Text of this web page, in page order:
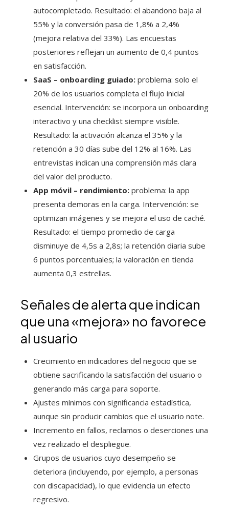
autocompletado. Resultado: el abandono baja al
55% y la conversión pasa de 1,8% a 2,4%
(mejora relativa del 33%). Las encuestas
posteriores reflejan un aumento de 0,4 puntos
en satisfacción.
SaaS – onboarding guiado: problema: solo el
20% de los usuarios completa el flujo inicial
esencial. Intervención: se incorpora un onboarding
interactivo y una checklist siempre visible.
Resultado: la activación alcanza el 35% y la
retención a 30 días sube del 12% al 16%. Las
entrevistas indican una comprensión más clara
del valor del producto.
App móvil – rendimiento: problema: la app
presenta demoras en la carga. Intervención: se
optimizan imágenes y se mejora el uso de caché.
Resultado: el tiempo promedio de carga
disminuye de 4,5s a 2,8s; la retención diaria sube
6 puntos porcentuales; la valoración en tienda
aumenta 0,3 estrellas.
Señales de alerta que indican
que una «mejora» no favorece
al usuario
Crecimiento en indicadores del negocio que se
obtiene sacrificando la satisfacción del usuario o
generando más carga para soporte.
Ajustes mínimos con significancia estadística,
aunque sin producir cambios que el usuario note.
Incremento en fallos, reclamos o deserciones una
vez realizado el despliegue.
Grupos de usuarios cuyo desempeño se
deteriora (incluyendo, por ejemplo, a personas
con discapacidad), lo que evidencia un efecto
regresivo.